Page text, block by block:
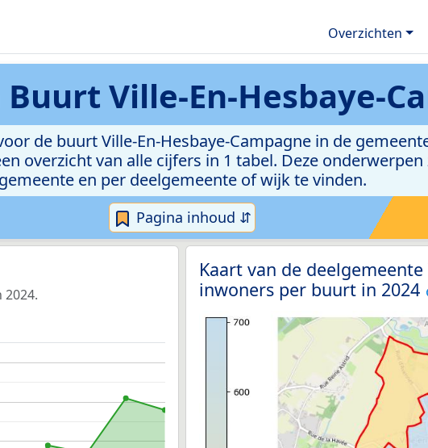
Overzichten
Buurt Ville-En-Hesbaye-
de buurt Ville-En-Hesbaye-Campagne in de
overzicht van alle cijfers in 1 tabel. Deze
gemeente en per deelgemeente of wijk te vinden.
Pagina inhoud ⇵
Kaart van de
inwoners per buurt in 2024